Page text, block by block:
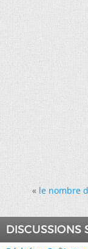
« le nombre
DISCUSSIONS